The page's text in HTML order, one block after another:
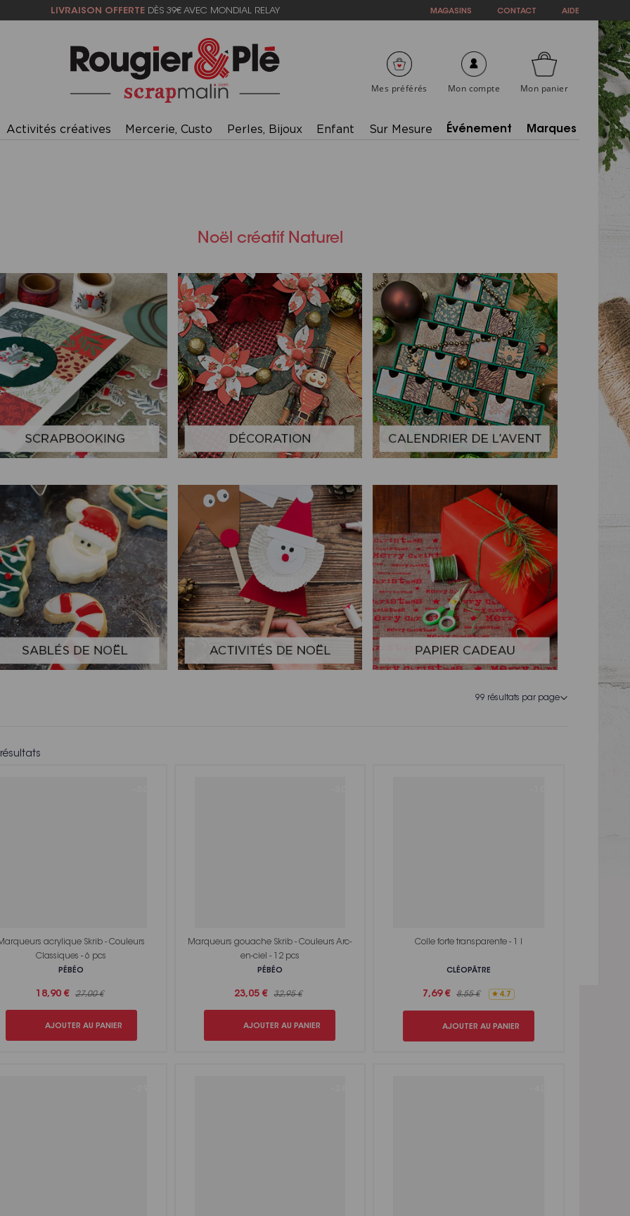
LIVRAISON OFFERTE DÈS 39€ AVEC MONDIAL RELAY MAGASINS CONTACT AIDE
Mes préférés Mon panier
Mon compte
Activités créatives Mercerie, Custo Perles, Bijoux Enfant Sur Mesure Événement Marques
Voir toutes nos marques
Noël créatif Naturel
résultats
acrylique Skrib - Couleurs
Classiques - 6 pcs
PÉBÉO
18,90 € 27,00 €
AJOUTER AU PANIER
Marqueurs gouache Skrib - Couleurs Arc-
en-ciel - 12 pcs
PÉBÉO
23,05 € 32,95 €
AJOUTER AU PANIER
Colle forte transparente - 1 l
CLÉOPÂTRE
7,69 € 8,55 € 4.7
AJOUTER AU PANIER